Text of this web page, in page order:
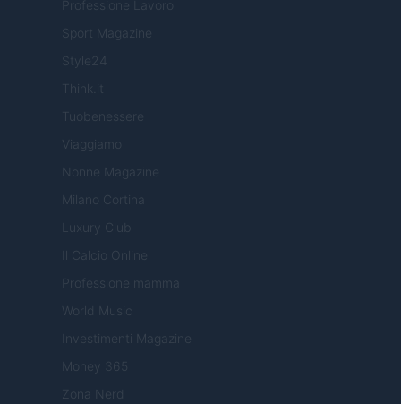
Professione Lavoro
Sport Magazine
Style24
Think.it
Tuobenessere
Viaggiamo
Nonne Magazine
Milano Cortina
Luxury Club
Il Calcio Online
Professione mamma
World Music
Investimenti Magazine
Money 365
Zona Nerd